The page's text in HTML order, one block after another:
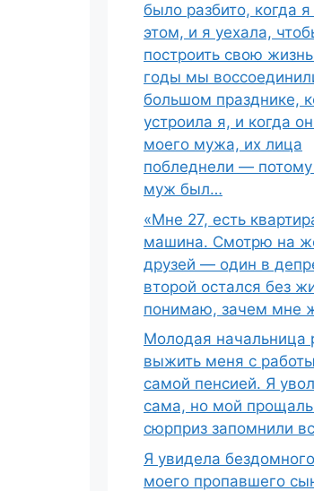
было разбито, когда
этом, и я уехала,
построить свою
годы мы
большом празднике,
устроила я, и когда
моего мужа, их лица
побледнели —
муж был…
«Мне 27, есть
машина. Смотрю на
друзей — один в
второй остался без
понимаю, зачем мне
Молодая начальница
выжить меня с
самой пенсией. Я
сама, но мой
сюрприз запомнили
Я увидела
моего пропавшего